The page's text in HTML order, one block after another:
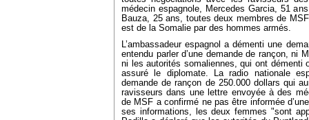
médecin espagnole, Mercedes Garcia, 51
Bauza, 25 ans, toutes deux membres de
est de la Somalie par des hommes armés.
L’ambassadeur espagnol a démenti une
entendu parler d’une demande de rançon, ni
ni les autorités somaliennes, qui ont démenti
assuré le diplomate. La radio nationale
demande de rançon de 250.000 dollars qui
ravisseurs dans une lettre envoyée à des
de MSF a confirmé ne pas être informée
ses informations, les deux femmes "sont